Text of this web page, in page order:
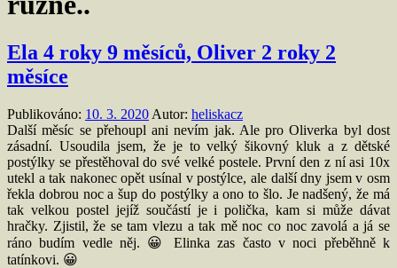
Ela 4 roky 9 měsíců, Oliver 2 roky 2
měsíce
Publikováno: 10. 3. 2020 Autor: heliskacz
Další měsíc se přehoupl ani nevím jak. Ale pro Oliverka byl dost
zásadní. Usoudila jsem, že je to velký šikovný kluk a z dětské
postýlky se přestěhoval do své velké postele. První den z ní asi 10x
utekl a tak nakonec opět usínal v postýlce, ale další dny jsem v osm
řekla dobrou noc a šup do postýlky a ono to šlo. Je nadšený, že má
tak velkou postel jejíž součástí je i polička, kam si může dávat
hračky. Zjistil, že se tam vlezu a tak mě noc co noc zavolá a já se
ráno budím vedle něj. 😀 Elinka zas často v noci přeběhně k
tatínkovi. 😀